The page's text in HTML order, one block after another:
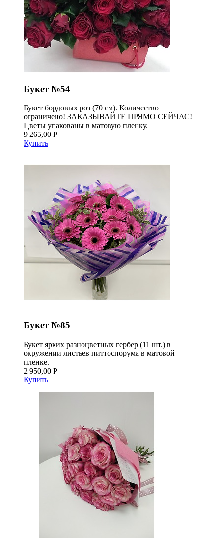
Букет №54
Букет бордовых роз (70 см). Количество
ограничено! ЗАКАЗЫВАЙТЕ ПРЯМО СЕЙЧАС!
Цветы упакованы в матовую пленку.
9 265,00 Р
Купить
Букет №85
Букет ярких разноцветных гербер (11 шт.) в
окружении листьев питтоспорума в матовой
пленке.
2 950,00 Р
Купить